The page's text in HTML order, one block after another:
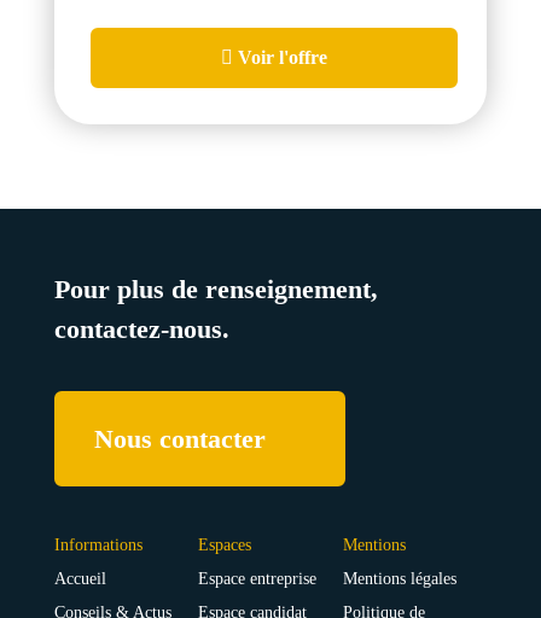
Voir l'offre
Pour plus de renseignement,
contactez-nous.
Nous contacter
Informations
Accueil
Conseils & Actus
Espaces
Espace entreprise
Espace candidat
Mentions
Mentions légales
Politique de